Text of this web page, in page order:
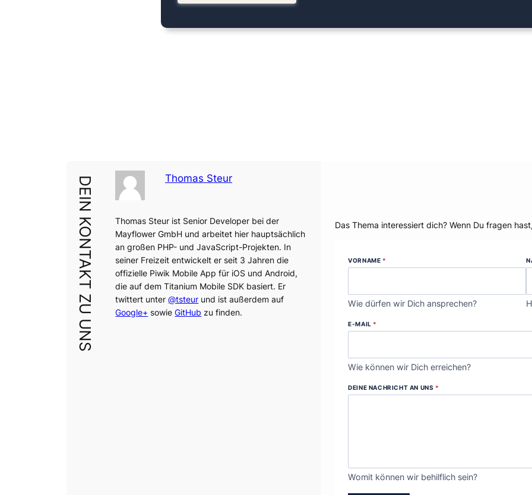
DEIN KONTAKT ZU UNS Thomas Steur
Thomas Steur ist Senior Developer bei der
Mayflower GmbH und arbeitet hier hauptsächlich
an großen PHP- und JavaScript-Projekten. In
seiner Freizeit entwickelt er seit 3 Jahren die
offizielle Piwik Mobile App für iOS und Android,
die auf dem Titanium Mobile SDK basiert. Er
twittert unter@tsteur und ist außerdem auf
Google+ sowieGitHub zu finden.
Das Thema interessiert dich? Wenn Du fragen
VORNAME *
Wie dürfen wir Dich ansprechen?
E-MAIL *
Wie können wir Dich erreichen?
DEINE NACHRICHT AN UNS *
Womit können wir behilflich sein?